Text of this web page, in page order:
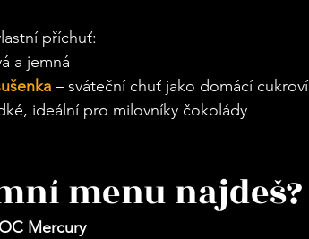
příchuť:
a jemná
– sváteční chuť jako domácí cukroví
ideální pro milovníky čokolády
menu najdeš?
Mercury